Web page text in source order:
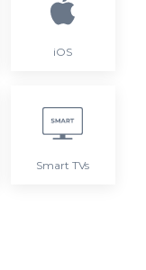
iOS
Smart TVs